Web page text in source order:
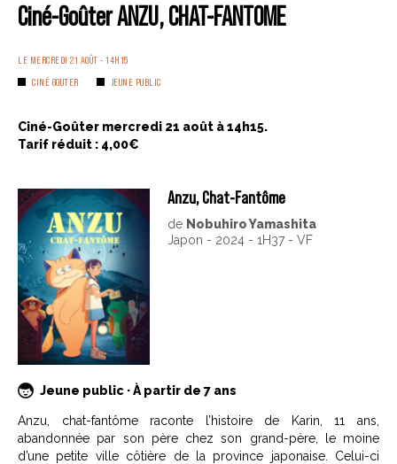
Ciné-Goûter ANZU, CHAT-FANTOME
LE MERCREDI 21 AOÛT - 14H15
CINÉ GOUTER
JEUNE PUBLIC
Ciné-Goûter mercredi 21 août à 14h15.
Tarif réduit : 4,00€
Anzu, Chat-Fantôme
de Nobuhiro Yamashita
Japon - 2024 - 1H37 - VF
Jeune public · À partir de 7 ans
Anzu, chat-fantôme raconte l’histoire de Karin, 11 ans,
abandonnée par son père chez son grand-père, le moine
d’une petite ville côtière de la province japonaise. Celui-ci